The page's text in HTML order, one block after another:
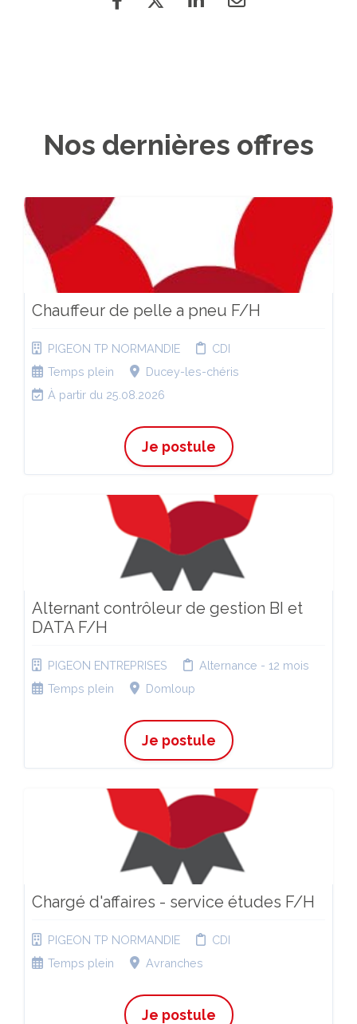
Nos dernières offres
Chauffeur de pelle a pneu F/H
PIGEON TP NORMANDIE
CDI
Temps plein
Ducey-les-chéris
À partir du 25.08.2026
Je postule
Alternant contrôleur de gestion BI et
DATA F/H
PIGEON ENTREPRISES
Alternance - 12 mois
Temps plein
Domloup
Je postule
Chargé d'affaires - service études F/H
PIGEON TP NORMANDIE
CDI
Temps plein
Avranches
Je postule